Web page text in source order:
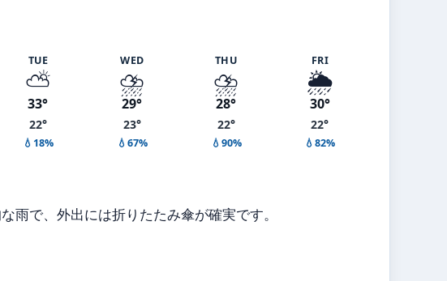
TUE
⛅
33°
22°
💧18%
WED
⛈️
29°
23°
💧67%
THU
⛈️
28°
22°
💧90%
FRI
🌦️
30°
22°
💧82%
雨で、外出には折りたたみ傘が確実です。